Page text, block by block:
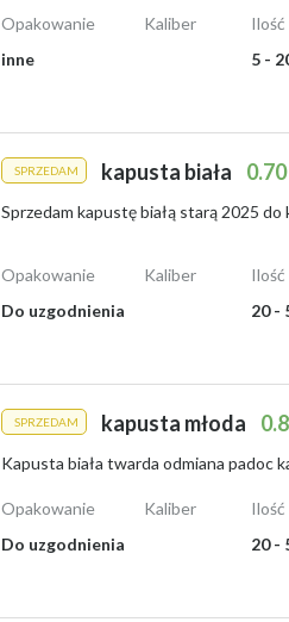
Opakowanie
inne
Kaliber
Ilość
5 -
SPRZEDAM kapusta biała
Sprzedam kapustę białą starą 2025
Opakowanie
Do uzgodnienia
Kaliber
Ilość
20 -
SPRZEDAM kapusta młoda
Kapusta biała twarda odmiana padoc
Opakowanie
Do uzgodnienia
Kaliber
Ilość
20 -